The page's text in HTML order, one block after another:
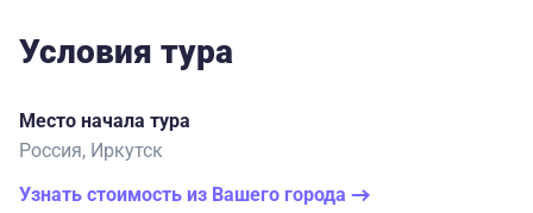
Условия тура
Место начала тура
Россия, Иркутск
Узнать стоимость из Вашего города